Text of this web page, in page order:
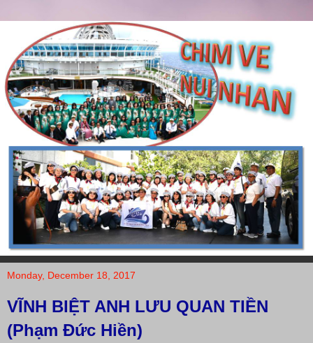
Monday, December 18, 2017
VĨNH BIỆT ANH LƯU QUAN TIỀN
(Phạm Đức Hiền)